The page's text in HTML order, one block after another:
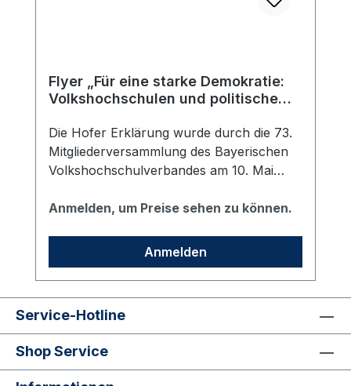
Flyer „Für eine starke Demokratie:
Volkshochschulen und politische
Die Hofer Erklärung wurde durch die 73.
Mitgliederversammlung des Bayerischen
Volkshochschulverbandes am 10. Mai
und klimaneutral gedruckt.
stellt die Broschüre kostenfrei zur
Verfügung. Kosten fallen für Verpackung,
Versand und Handling i.H.v. 6,50 €/ VE an.
Anmelden, um Preise sehen zu können.
Anmelden
Service-Hotline
Shop Service